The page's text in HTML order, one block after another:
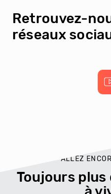
Retrouvez-
réseaux
ALLEZ
Toujours plus